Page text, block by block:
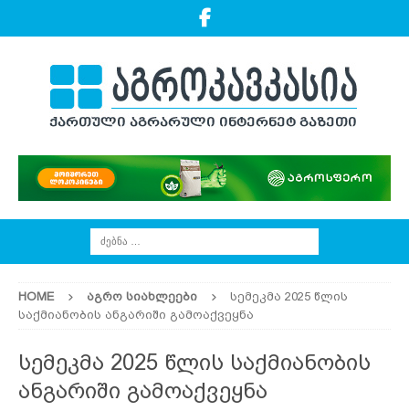
HOME ᲐᲒᲠᲝ ᲡᲘᲐᲮᲚᲔᲔᲑᲘ
სემეკმა 2025 წლის
საქმიანობის ანგარიში გამოაქვეყნა
სემეკმა 2025 წლის საქმიანობის
ანგარიში გამოაქვეყნა